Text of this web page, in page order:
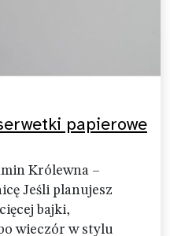
papierowe
Królewna –
Jeśli planujesz
bajki,
wieczór w stylu